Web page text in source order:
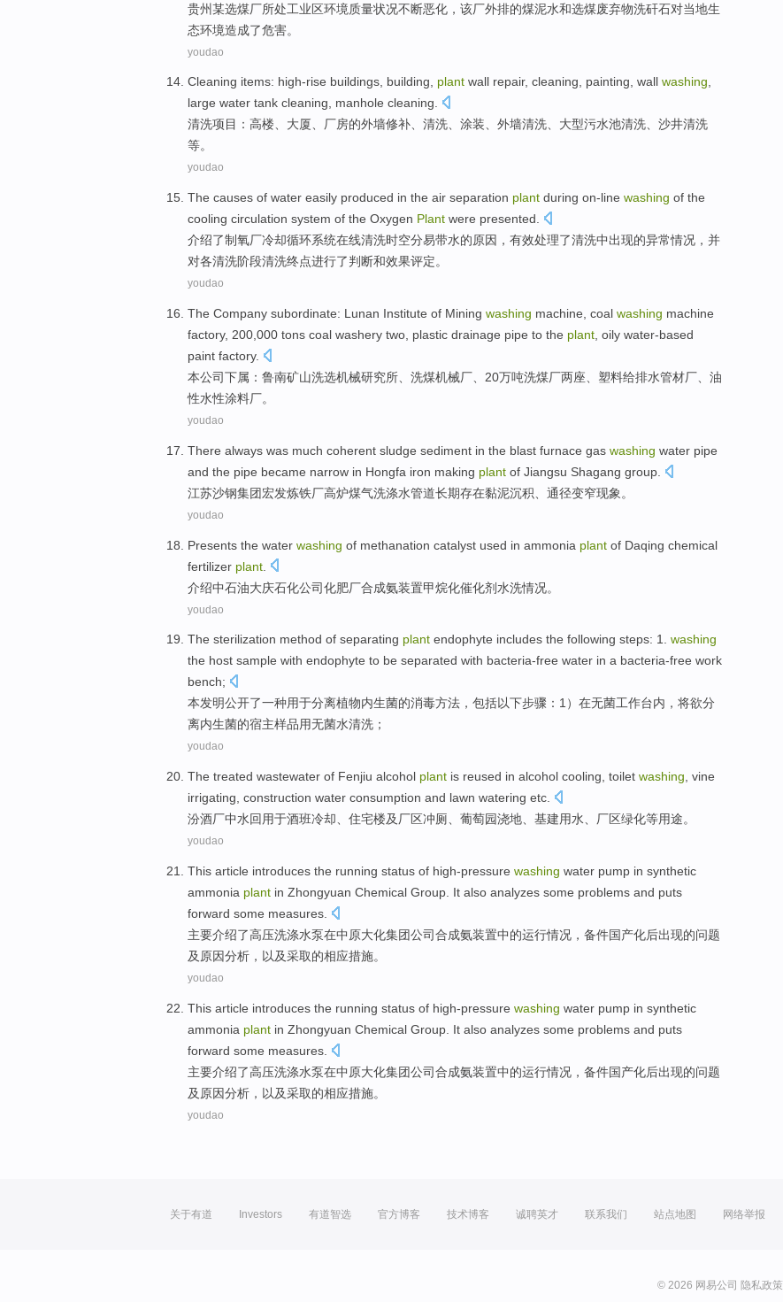
贵州某选煤厂所处工业区环境质量状况不断恶化， 该厂外排的煤泥水和选煤废弃物洗矸石对当地生
态环境造成了危害。
youdao
Cleaning items: high-rise buildings, building, plant wall repair, cleaning, painting, wall washing,
large water tank cleaning, manhole cleaning.
清洗项目 ： 高楼、 大厦、 厂房的外墙修补、清洗、 涂装、外墙清洗、 大型污水池清洗、 沙井清洗
等。
youdao
The causes of water easily produced in the air separation plant during on-line washing of the
cooling circulation system of the Oxygen Plant were presented
介绍了制氧厂冷却循环系统在线清洗时空分易带水的原因 ，有效处理了清洗中出现的异常情况，并
对各清洗阶段清洗终点进行了判断和效果评定。
youdao
The Company subordinate: Lunan Institute of Mining washing machine , coal washing machine
factory, 200,000 tons coal washery two plastic drainage pipe to the plant oily water-based
paint factory.
本公司下属 ： 鲁南矿山洗选机械研究所 洗煤机械厂 、20万吨洗煤厂两座、 塑料给排水管材厂
油
性水性涂料厂。
youdao
There always was much coherent sludge sediment in the blast furnace gas washing water pipe
and the pipe became narrow in Hongfa iron making plant of Jiangsu Shagang group.
江苏沙钢集团宏发炼铁厂高炉煤气洗涤水管道长期存在黏泥沉积 、通径变窄现象。
youdao
Presents the water washing of methanation catalyst used in ammonia plant of Daqing chemical
fertilizer plant
介绍中石油大庆石化公司化肥厂合成氨装置甲烷化催化剂水洗情况。
youdao
The sterilization method of separating plant endophyte includes the following steps: 1. washing
the host sample with endophyte to be separated with bacteria-free water in a bacteria-free work
bench;
本发明公开了一种用于分离植物内生菌的消毒方法 ， 包括以下步骤 ：1） 在无菌工作台内，将欲分
离内生菌的宿主样品用无菌水清洗 ；
youdao
The treated wastewater of Fenjiu alcohol plant is reused in alcohol cooling toilet washing vine
irrigating construction water consumption and lawn watering etc
汾酒厂中水回用于酒班冷却 、住宅楼及厂区冲厕 葡萄园浇地、 基建用水、厂区绿化等用途。
youdao
This article introduces the running status of high-pressure washing water pump in synthetic
ammonia plant in Zhongyuan Chemical Group . It also analyzes some problems and puts
forward some measures
主要介绍了高压洗涤水泵在中原大化集团公司合成氨装置中的运行情况 ，备件国产化后出现的问题
及 原因分析 ，以及采取的相应措施。
youdao
This article introduces the running status of high-pressure washing water pump in synthetic
ammonia plant in Zhongyuan Chemical Group . It also analyzes some problems and puts
forward some measures
主要介绍了高压洗涤水泵在中原大化集团公司合成氨装置中的运行情况 ，备件国产化后出现的问题
及 原因分析 ，以及采取的相应措施。
youdao
关于有道 Investors 有道智选 官方博客 技术博客 诚聘英才 联系我们 站点地图 网络举报
© 2026 网易公司 隐私政策